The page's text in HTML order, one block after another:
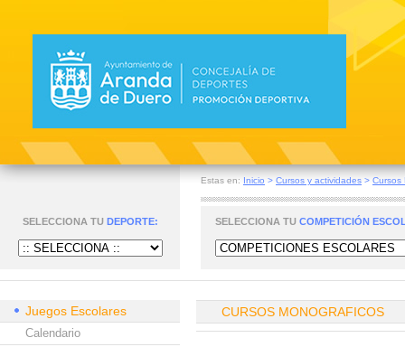
Estas en: Inicio > Cursos y actividades > Cursos
SELECCIONA TU DEPORTE: SELECCIONA TU COMPETICIÓN
Juegos Escolares
Calendario
CURSOS MONOGRAFICOS